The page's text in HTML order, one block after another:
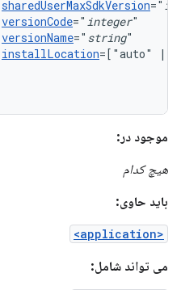
sharedUserMaxSdkVersion="
versionCode=" integer
versionName=" string
installLocation=["auto" |
موجود در:
هیچ کدام
باید حاوی:
<application>
می تواند شامل: